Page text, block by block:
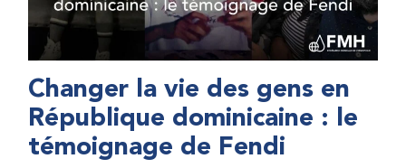
Changer la vie des gens en
République dominicaine : le
témoignage de Fendi